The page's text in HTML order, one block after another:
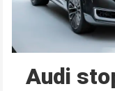
Audi